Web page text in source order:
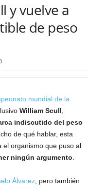
y vuelve a
de peso
mundial de la
William Scull
indiscutido del peso
de qué hablar, esta
el organismo que puso al
ningún argumento
Álvarez , pero también